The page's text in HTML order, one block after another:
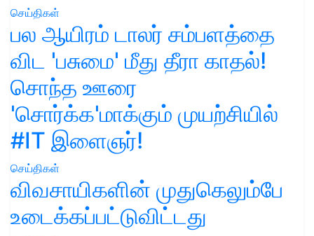
செய்திகள்
பல ஆயிரம் டாலர் சம்பளத்தை
விட 'பசுமை' மீது தீரா காதல்!
சொந்த ஊரை
'சொர்க்க'மாக்கும் முயற்சியில்
#IT இளைஞர்!
செய்திகள்
விவசாயிகளின் முதுகெலும்பே
உடைக்கப்பட்டுவிட்டது